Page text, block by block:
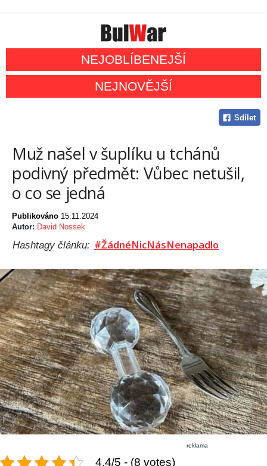
NEJOBLÍBENEJŠÍ
NEJNOVĚJŠÍ
Sdílet
Muž našel v šuplíku u tchánů
podivný předmět: Vůbec netušil,
o co se jedná
Publikováno 15.11.2024
Autor: David Nossek
Hashtagy článku: #ŽádnéNicNásNenapadlo
reklama
4.4/5 - (8 votes)